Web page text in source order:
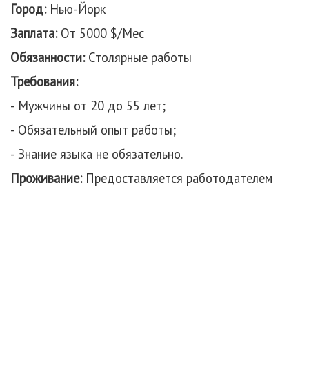
Город:Нью-Йорк
Заплата:От 5000 $/Мес
Обязанности: Столярные работы
Требования:
- Мужчины от 20 до 55 лет;
- Обязательный опыт работы;
- Знание языка не обязательно.
Проживание:Предоставляется работодателем